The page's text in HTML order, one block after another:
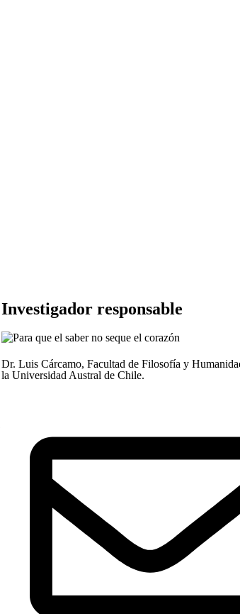
Investigador responsable
Dr. Luis Cárcamo, Facultad de Filosofía y
la Universidad Austral de Chile.